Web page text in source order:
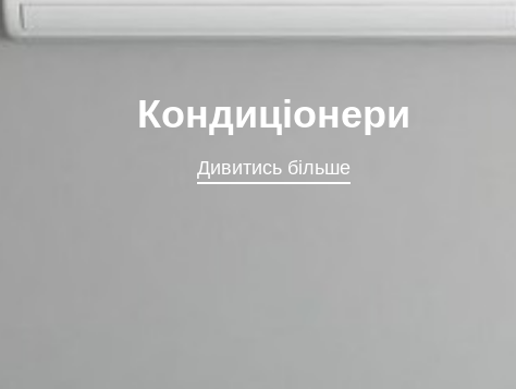
Кондиціонери
Дивитись більше